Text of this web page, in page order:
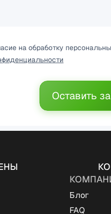
на обработку
Оставить
Блог
FAQ